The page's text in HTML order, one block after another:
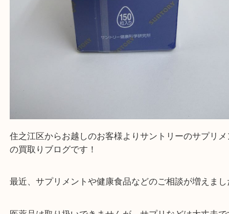
Facebook
Twitter
Line
SUNTORY サントリー セサミンE
SUNTORY サントリー セサミンE（